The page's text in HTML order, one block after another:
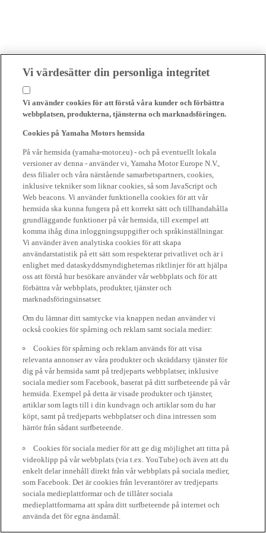
Vi värdesätter din personliga integritet
Vi använder cookies för att förstå våra kunder och förbättra
webbplatsen, produkterna, tjänsterna och marknadsföringen.
Cookies på Yamaha Motors hemsida
På vår hemsida (yamaha-motor.eu) - och på eventuellt lokala
versioner av denna - använder vi, Yamaha Motor Europe N.V.,
dess filialer och våra närstående samarbetspartners, cookies,
inklusive tekniker som liknar cookies, så som JavaScript och
Web beacons. Vi använder funktionella cookies för att vår
hemsida ska kunna fungera på ett korrekt sätt och tillhandahålla
grundläggande funktioner på vår hemsida, till exempel att
komma ihåg dina inloggningsuppgifter och språkinställningar.
Vi använder även analytiska cookies för att skapa
användarstatistik på ett sätt som respekterar privatlivet och är i
enlighet med dataskyddsmyndigheternas riktlinjer för att hjälpa
oss att förstå hur besökare använder vår webbplats och för att
förbättra vår webbplats, produkter, tjänster och
marknadsföringsinsatser.
Om du lämnar ditt samtycke via knappen nedan använder vi
också cookies för spårning och reklam samt sociala medier:
Cookies för spårning och reklam används för att visa
relevanta annonser av våra produkter och skräddarsy tjänster för
dig på vår hemsida samt på tredjeparts webbplatser, inklusive
sociala medier som Facebook, baserat på ditt surfbeteende på vår
hemsida. Exempel på detta är visade produkter och tjänster,
artiklar som lagts till i din kundvagn och artiklar som du har
köpt, samt på tredjeparts webbplatser och dina intressen som
härrör från sådant surfbeteende.
Cookies för sociala medier för att ge dig möjlighet att titta på
videoklipp på vår webbplats (via t.ex. YouTube) och även att du
enkelt delar innehåll direkt från vår webbplats på sociala medier,
som Facebook. Det är cookies från leverantörer av tredjeparts
sociala medieplattformar och de tillåter sociala
medieplattformarna att spåra ditt surfbeteende på internet och
använda det för egna ändamål.